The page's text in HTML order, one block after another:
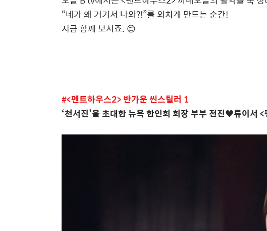
“네가 왜 거기서 나와?!”를 외치게 만드는 순간!
지금 함께 보시죠. 😊
#<펜트하우스2> 반가운 씬스틸러 1
‘천서진’을 초대한 뉴욕 한인회 회장 부부 전진♥류이서 <